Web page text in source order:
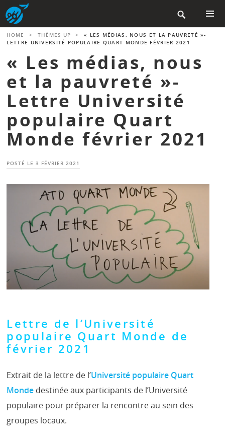
Aller
au
contenu
principal

MENU
HOME > THÈMES UP >
« LES MÉDIAS, NOUS ET LA PAUVRETÉ »-
LETTRE UNIVERSITÉ POPULAIRE QUART MONDE FÉVRIER 2021
« Les médias, nous
et la pauvreté »-
Lettre Université
populaire Quart
Monde février 2021
POSTÉ LE3 FÉVRIER 2021
Lettre de l’Université
populaire Quart Monde de
février 2021
Extrait de la lettre de l’Université populaire Quart
Monde destinée aux participants de l’Université
populaire pour préparer la rencontre au sein des
groupes locaux.